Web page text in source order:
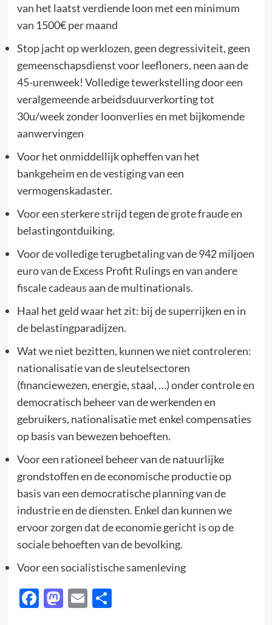
van het laatst verdiende loon met een minimum
van 1500€ per maand
Stop jacht op werklozen, geen degressiviteit, geen
gemeenschapsdienst voor leefloners, neen aan de
45-urenweek! Volledige tewerkstelling door een
veralgemeende arbeidsduurverkorting tot
30u/week zonder loonverlies en met bijkomende
aanwervingen
Voor het onmiddellijk opheffen van het
bankgeheim en de vestiging van een
vermogenskadaster.
Voor een sterkere strijd tegen de grote fraude en
belastingontduiking.
Voor de volledige terugbetaling van de 942 miljoen
euro van de Excess Profit Rulings en van andere
fiscale cadeaus aan de multinationals.
Haal het geld waar het zit: bij de superrijken en in
de belastingparadijzen.
Wat we niet bezitten, kunnen we niet controleren:
nationalisatie van de sleutelsectoren
(financiewezen, energie, staal, …) onder controle en
democratisch beheer van de werkenden en
gebruikers, nationalisatie met enkel compensaties
op basis van bewezen behoeften.
Voor een rationeel beheer van de natuurlijke
grondstoffen en de economische productie op
basis van een democratische planning van de
industrie en de diensten. Enkel dan kunnen we
ervoor zorgen dat de economie gericht is op de
sociale behoeften van de bevolking.
Voor een socialistische samenleving
Facebook
Mastodon
EmailDelen